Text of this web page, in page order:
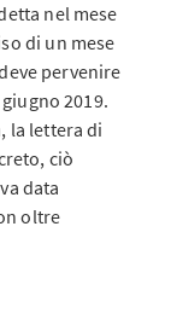
nel mese
di un mese
pervenire
2019.
la lettera di
ciò
data
oltre